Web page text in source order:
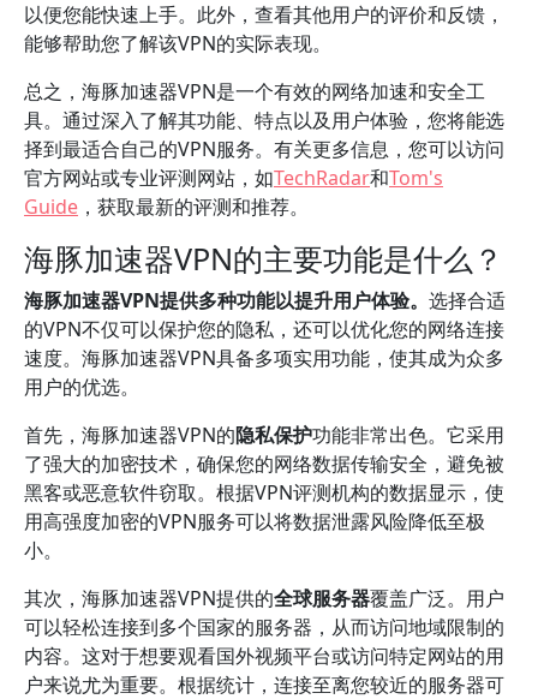
以便您能快速上手。此外，查看其他用户的评价和反馈，
能够帮助您了解该VPN的实际表现。
总之，海豚加速器VPN是一个有效的网络加速和安全工
具。通过深入了解其功能、特点以及用户体验，您将能选
择到最适合自己的VPN服务。有关更多信息，您可以访问
官方网站或专业评测网站，如TechRadar和Tom's
Guide ，获取最新的评测和推荐。
海豚加速器VPN的主要功能是什么？
海豚加速器VPN提供多种功能以提升用户体验。 选择合适
的VPN不仅可以保护您的隐私，还可以优化您的网络连接
速度。海豚加速器VPN具备多项实用功能，使其成为众多
用户的优选。
首先，海豚加速器VPN的隐私保护功能非常出色。它采用
了强大的加密技术，确保您的网络数据传输安全，避免被
黑客或恶意软件窃取。根据VPN评测机构的数据显示，使
用高强度加密的VPN服务可以将数据泄露风险降低至极
小。
其次，海豚加速器VPN提供的全球服务器覆盖广泛。用户
可以轻松连接到多个国家的服务器，从而访问地域限制的
内容。这对于想要观看国外视频平台或访问特定网站的用
户来说尤为重要。根据统计，连接至离您较近的服务器可